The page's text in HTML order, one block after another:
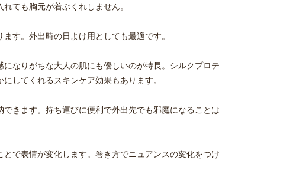
ても胸元が着ぶくれしません。
す。外出時の日よけ用としても最適です。
なりがちな大人の肌にも優しいのが特長。シルクプロテ
してくれるスキンケア効果もあります。
きます。持ち運びに便利で外出先でも邪魔になることは
で表情が変化します。巻き方でニュアンスの変化をつけ